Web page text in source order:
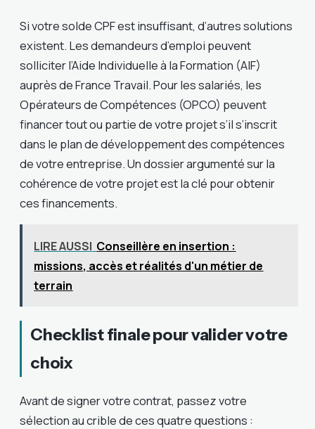
Si votre solde CPF est insuffisant, d’autres solutions
existent. Les demandeurs d’emploi peuvent
solliciter l’Aide Individuelle à la Formation (AIF)
auprès de France Travail. Pour les salariés, les
Opérateurs de Compétences (OPCO) peuvent
financer tout ou partie de votre projet s’il s’inscrit
dans le plan de développement des compétences
de votre entreprise. Un dossier argumenté sur la
cohérence de votre projet est la clé pour obtenir
ces financements.
LIRE AUSSI Conseillère en insertion :
missions, accès et réalités d'un métier de
terrain
Checklist finale pour valider votre
choix
Avant de signer votre contrat, passez votre
sélection au crible de ces quatre questions :